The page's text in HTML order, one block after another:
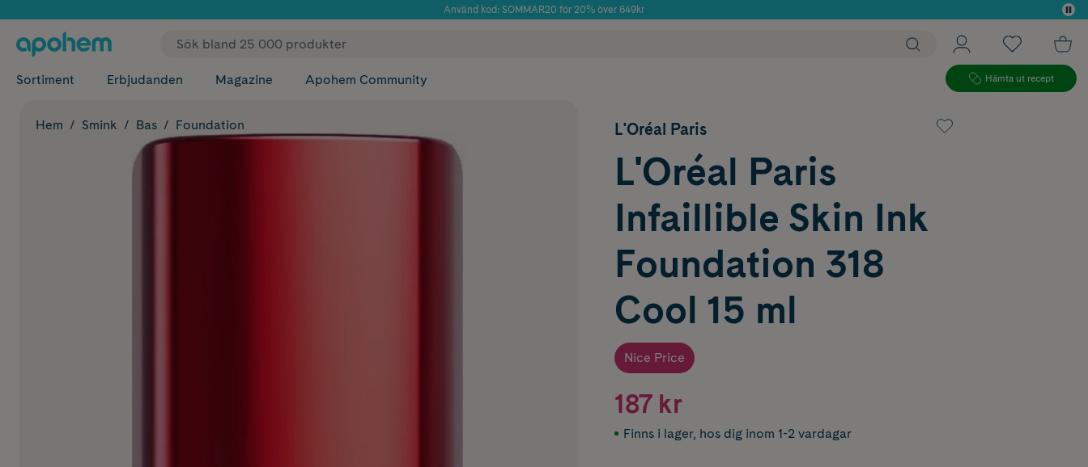
Använd kod: SOMMAR20 för 20% över 649kr
Sortiment Erbjudanden Magazine Apohem Community Hämta ut recept
Hem Smink Bas Foundation L'Oréal Paris
L'Oréal Paris
Infaillible Skin Ink
Foundation 318
Cool 15 ml
Nice Price
187 kr
Finns i lager, hos dig inom 1-2 vardagar